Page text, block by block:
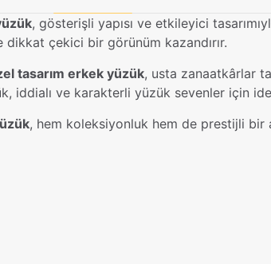
, gösterişli yapısı ve etkileyici
çekici bir görünüm kazandırır.
tasarım erkek yüzük, usta zanaatkârlar
iddialı ve karakterli yüzük sevenler için
, hem koleksiyonluk hem de prestijli bir